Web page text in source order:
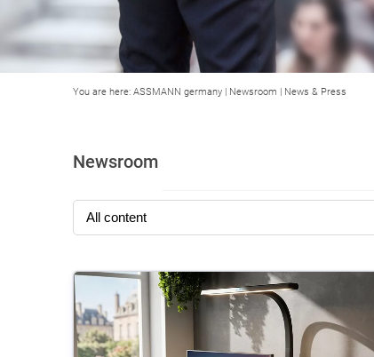
You are here: ASSMANN germany | Newsroom | News & Press
Newsroom